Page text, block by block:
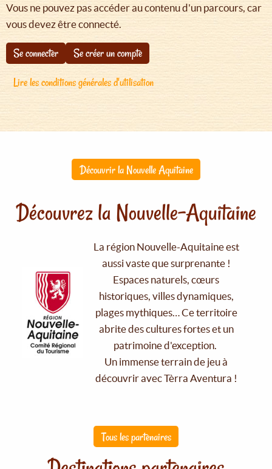
Vous ne pouvez pas accéder au contenu d'un parcours, car
vous devez être connecté.
Se connecter
Se créer un compte
Lire les conditions générales d'utilisation
Découvrir la Nouvelle Aquitaine
Découvrez la Nouvelle-Aquitaine
La région Nouvelle-Aquitaine est
aussi vaste que surprenante !
Espaces naturels, cœurs
historiques, villes dynamiques,
plages mythiques… Ce territoire
abrite des cultures fortes et un
patrimoine d'exception.
Un immense terrain de jeu à
découvrir avec Tèrra Aventura !
Tous les partenaires